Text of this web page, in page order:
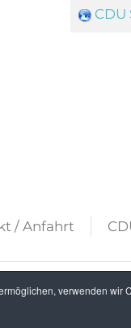
verwenden
CDU
/ Anfahrt